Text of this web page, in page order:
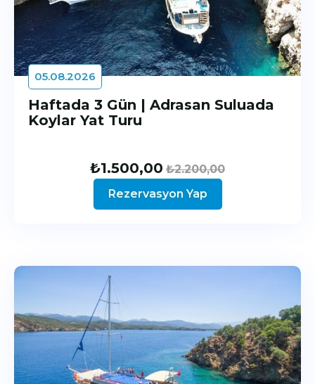
05.08.2026
Haftada 3 Gün | Adrasan Suluada
Koylar Yat Turu
₺1.500,00 ₺2.200,00
Rezervasyon Yap